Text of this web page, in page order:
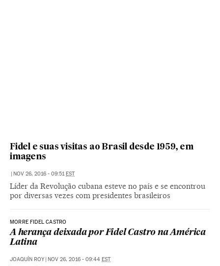
Fidel e suas visitas ao Brasil desde 1959, em
imagens
| NOV 26, 2016 - 09:51EST
Líder da Revolução cubana esteve no país e se encontrou
por diversas vezes com presidentes brasileiros
MORRE FIDEL CASTRO
A herança deixada por Fidel Castro na América
Latina
JOAQUÍN ROY | NOV 26, 2016 - 09:44 EST